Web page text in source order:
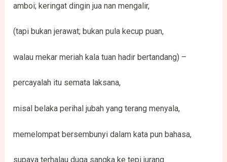
amboi; keringat dingin jua nan mengalir,
(tapi bukan jerawat; bukan pula kecup puan,
walau mekar meriah kala tuan hadir bertandang) –
percayalah itu semata laksana,
misal belaka perihal jubah yang terang menyala,
memelompat bersembunyi dalam kata pun bahasa,
supaya terhalau duga sangka ke tepi jurang